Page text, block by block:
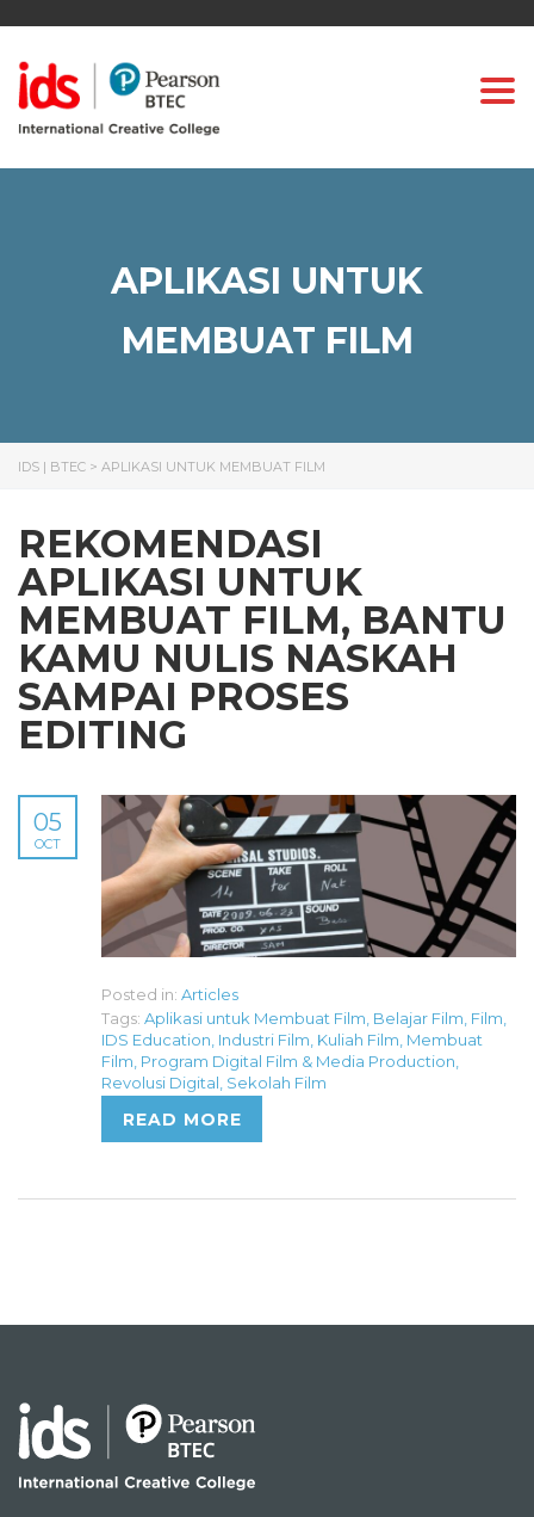
APLIKASI UNTUK
MEMBUAT FILM
IDS | BTEC > APLIKASI UNTUK MEMBUAT FILM
REKOMENDASI
APLIKASI UNTUK
MEMBUAT FILM, BANTU
KAMU NULIS NASKAH
SAMPAI PROSES
EDITING
05
OCT
Posted in: Articles
Tags: Aplikasi untuk Membuat Film Belajar Film Film
IDS Education Industri Film Kuliah Film Membuat
Film Program Digital Film & Media Production
Revolusi Digital Sekolah Film
READ MORE